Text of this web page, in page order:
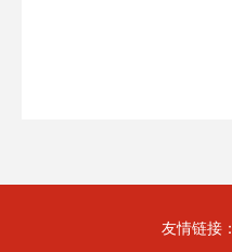
友情链接：